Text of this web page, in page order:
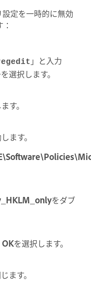
定を一時的に無効
」と入力
を選択します。
す。
ます。
をダブ
OKを選択します。
ます。